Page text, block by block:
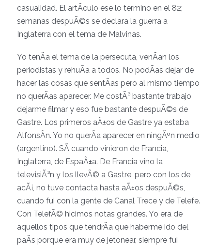
casualidad. El artÃ­culo ese lo termino en el 82;
semanas despuÃ©s se declara la guerra a
Inglaterra con el tema de Malvinas.
Yo tenÃ­a el tema de la persecuta, venÃ­an los
periodistas y rehuÃ­a a todos. No podÃ­as dejar de
hacer las cosas que sentÃ­as pero al mismo tiempo
no querÃ­as aparecer. Me costÃ³ bastante trabajo
dejarme filmar y eso fue bastante despuÃ©s de
Gastre. Los primeros aÃ±os de Gastre ya estaba
AlfonsÃ­n. Yo no querÃ­a aparecer en ningÃºn medio
(argentino). SÃ­ cuando vinieron de Francia,
Inglaterra, de EspaÃ±a. De Francia vino la
televisiÃ³n y los llevÃ© a Gastre, pero con los de
acÃ¡, no tuve contacta hasta aÃ±os despuÃ©s,
cuando fui con la gente de Canal Trece y de Telefe.
Con TelefÃ© hicimos notas grandes. Yo era de
aquellos tipos que tendrÃ­a que haberme ido del
paÃ­s porque era muy de jetonear, siempre fui